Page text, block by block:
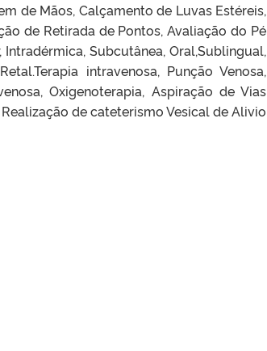
de Mãos, Calçamento de Luvas Estéreis,
de Retirada de Pontos, Avaliação do Pé
Subcutânea, Oral,Sublingual,
intravenosa, Punção Venosa,
Oxigenoterapia, Aspiração de Vias
de cateterismo Vesical de Alivio